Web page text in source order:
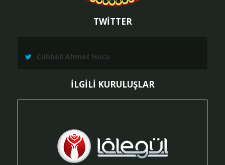
TWİTTER
Cübbeli Ahmet Hoca
İLGİLİ KURULUŞLAR